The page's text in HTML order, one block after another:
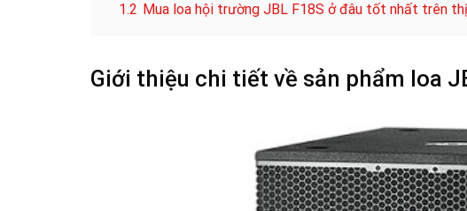
1.2 Mua loa hội trường JBL F18S ở đâu tốt nhất trên
Giới thiệu chi tiết về sản phẩm loa